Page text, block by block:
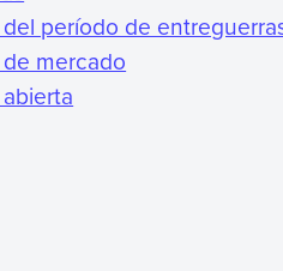
período de
mercado